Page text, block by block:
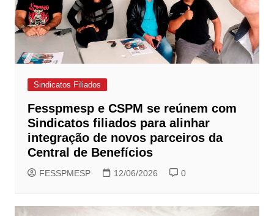
Sindicatos Filiados
Fesspmesp e CSPM se reúnem com
Sindicatos filiados para alinhar
integração de novos parceiros da
Central de Benefícios
FESSPMESP 12/06/2026 0